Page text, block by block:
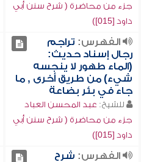
جزء من محاضرة ( شرح سنن أبي
داود [015])
الفهرس: تراجم
رجال إسناد حديث:
(الماء طهور لا ينجسه
شيء) من طريق أخرى , ما
جاء في بئر بضاعة
للشيخ: عبد المحسن العباد
جزء من محاضرة ( شرح سنن أبي
داود [015])
الفهرس: شرح